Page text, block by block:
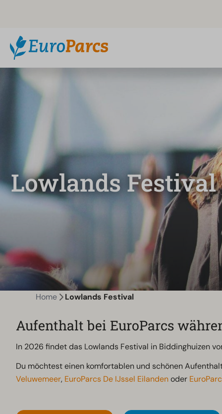
Lowlands Festival
Home Lowlands Festival
Aufenthalt bei EuroParcs
In 2026 findet das Lowlands Festival in Biddinghuizen
Du möchtest einen komfortablen und schönen
Veluwemeer, EuroParcs De IJssel Eilandenoder